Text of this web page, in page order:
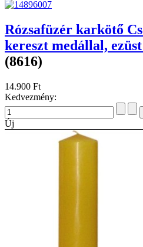
Rózsafüzér karkötő
kereszt medállal,
(8616)
14.900 Ft
Kedvezmény:
Új